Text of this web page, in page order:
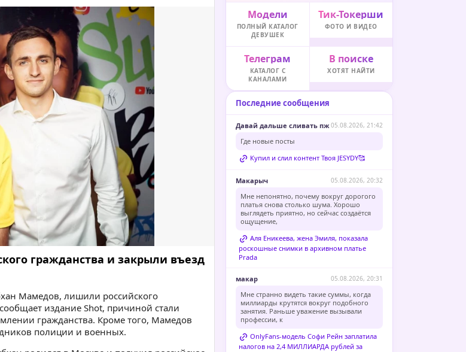
гражданства и закрыли въезд
Мамедов, лишили российского
издание Shot, причиной стали
гражданства. Кроме того, Мамедов
полиции и военных.
Модели
ПОЛНЫЙ КАТАЛОГ
ДЕВУШЕК
Тик-Токерши
ФОТО И ВИДЕО
Телеграм
КАТАЛОГ С
КАНАЛАМИ
В поиске
ХОТЯТ НАЙТИ
Последние сообщения
Давай дальше сливать пж05.08.2026, 21:42
Где новые посты
Купил и слил контент Твоя JESYDY🥰
Макарыч 05.08.2026, 20:32
Мне непонятно, почему вокруг дорогого
платья снова столько шума. Хорошо
выглядеть приятно, но сейчас создаётся
ощущение,
Аля Еникеева, жена Эмиля, показала
роскошные снимки в архивном платье
Prada
макар 05.08.2026, 20:31
Мне странно видеть такие суммы, когда
миллиарды крутятся вокруг подобного
занятия. Раньше уважение вызывали
профессии, к
OnlyFans-модель Софи Рейн заплатила
налогов на 2,4 МИЛЛИАРДА рублей за